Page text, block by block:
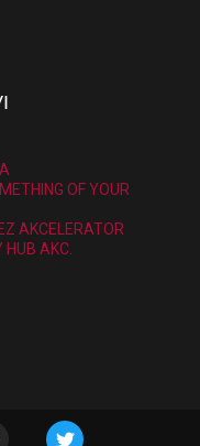
OF YOUR
AKCELERATOR
HUB AKC.
T